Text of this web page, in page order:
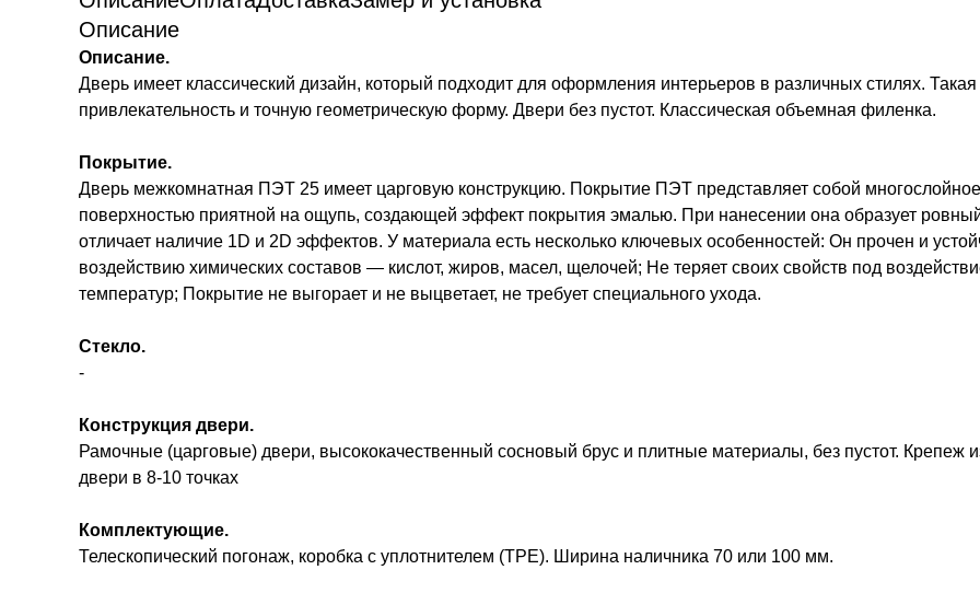
Описание
Описание.
Дверь имеет классический дизайн, который подходит для оформления интерьеров в различных стилях.
привлекательность и точную геометрическую форму. Двери без пустот. Классическая объемная филенка.
Покрытие.
Дверь межкомнатная ПЭТ 25 имеет царговую конструкцию. Покрытие ПЭТ представляет собой
поверхностью приятной на ощупь, создающей эффект покрытия эмалью. При нанесении она образует
отличает наличие 1D и 2D эффектов. У материала есть несколько ключевых особенностей: Он прочен и
воздействию химических составов — кислот, жиров, масел, щелочей; Не теряет своих свойств под
температур; Покрытие не выгорает и не выцветает, не требует специального ухода.
Стекло.
-
Конструкция двери.
Рамочные (царговые) двери, высококачественный сосновый брус и плитные материалы, без пустот. Крепеж
двери в 8-10 точках
Комплектующие.
Телескопический погонаж, коробка с уплотнителем (TPE). Ширина наличника 70 или 100 мм.